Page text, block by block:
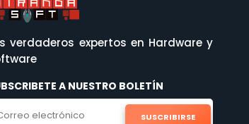
verdaderos expertos en Hardware y
A NUESTRO BOLETÍN
SUSCRIBIRSE